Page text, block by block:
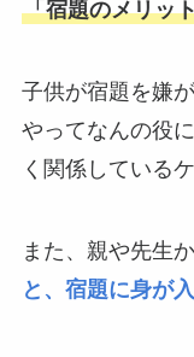
「宿題のメリッ
子供が宿題を嫌
やってなんの役
く関係している
また、親や先生
と、宿題に身が